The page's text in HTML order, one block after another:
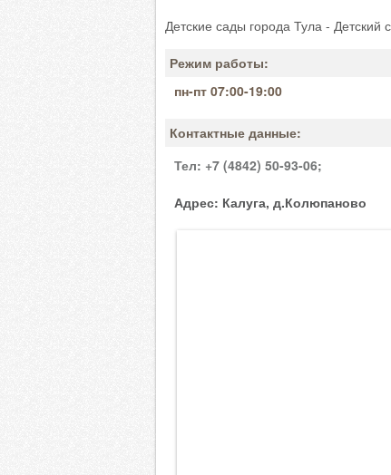
Детские сады города Тула - Детский
Режим работы:
пн-пт 07:00-19:00
Контактные данные:
Тел: +7 (4842) 50-93-06;
Адрес: Калуга, д.Колюпаново